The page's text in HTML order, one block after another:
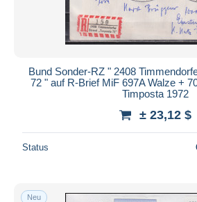
Bund Sonder-RZ " 2408
72 " auf R-Brief MiF 697A Walze +
Timposta 1972
± 23,12 $
Status
Neu